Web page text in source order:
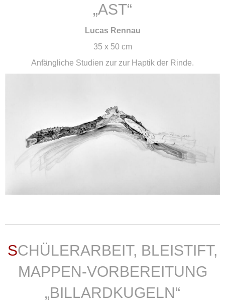
„AST“
Lucas Rennau
35 x 50 cm
Anfängliche Studien zur zur Haptik der Rinde.
SCHÜLERARBEIT, BLEISTIFT,
MAPPEN-VORBEREITUNG
„BILLARDKUGELN“